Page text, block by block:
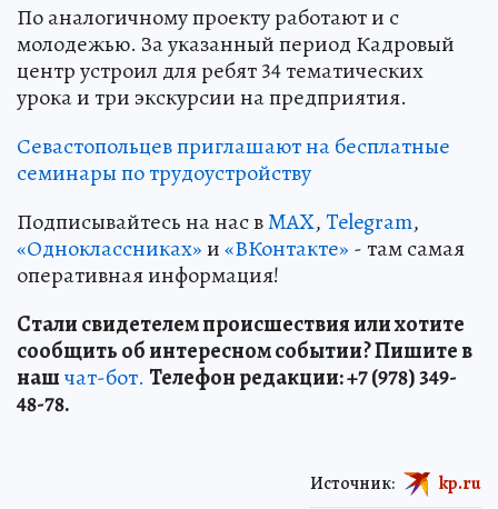
По аналогичному проекту работают и с
молодежью. За указанный период Кадровый
центр устроил для ребят 34 тематических
урока и три экскурсии на предприятия.
Севастопольцев приглашают на бесплатные
семинары по трудоустройству
Подписывайтесь на нас вMAX,Telegram,
«Одноклассниках»и«ВКонтакте» - там самая
оперативная информация!
Стали свидетелем происшествия или хотите
сообщить об интересном событии? Пишите в
нашчат-бот. Телефон редакции: +7 (978) 349-
48-78.
Источник: kp.ru